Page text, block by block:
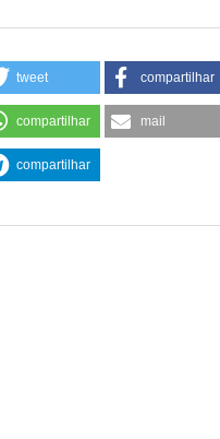
tweet compartilhar
compartilhar mail
compartilhar